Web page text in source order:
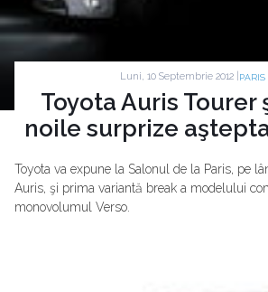
Luni, 10 Septembrie 2012 | PARIS
Toyota Auris Tourer
noile surprize
Toyota va expune la Salonul de la Paris, pe
Auris, şi prima variantă break a modelului
monovolumul Verso.